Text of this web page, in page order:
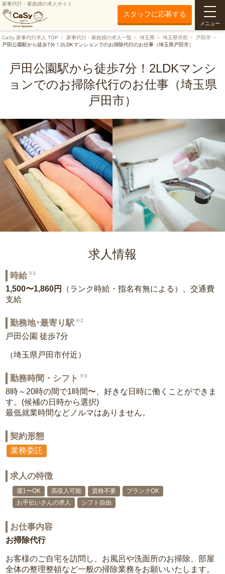
家事代行・家政婦の求人サイト
スタッフに応募する
メニュー
CaSy 家事代行求人 TOP 家事代行・家政婦の求人一覧 埼玉県 埼玉県市部
戸田市
戸田公園駅から徒歩7分！2LDKマンションでのお掃除代行のお仕事（埼玉県戸田市）
戸田公園駅から徒歩7分！2LDKマンシ
ョンでのお掃除代行のお仕事（埼玉県
戸田市）
求人情報
時給 ※1
1,500〜1,860円
（ランク時給・指名有無による）、交通費
支給
勤務地･最寄り駅 ※2
戸田公園 徒歩7分
（埼玉県戸田市付近）
勤務時間・シフト ※3
8時～20時の間で1時間〜、好きな日時に働くことができま
す。(候補の日時から選択)
最低就業時間などノルマはありません。
契約形態
業務委託
求人の特徴
週1〜OK 高収入可能 資格不要
ブランクOK
お手伝いさんの求人
シフト自由
お仕事内容
お掃除代行
お客様のご自宅を訪問し、お風呂や洗面所のお掃除、部屋
全体の整理整頓など一般の掃除業務をお願いいたします。